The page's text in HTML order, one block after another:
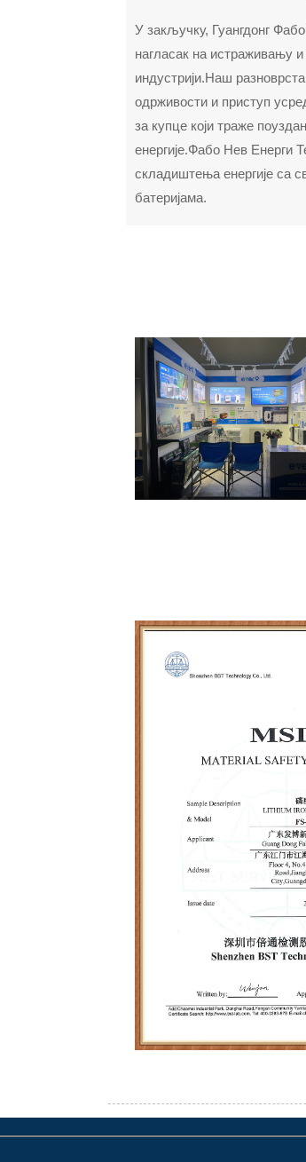
У закључку, Гуангдонг
нагласак на истраживању
индустрији.Наш
одрживости и приступ
за купце који траже
енергије.Фабо Нев Енерги
складиштења енергије са
батеријама.